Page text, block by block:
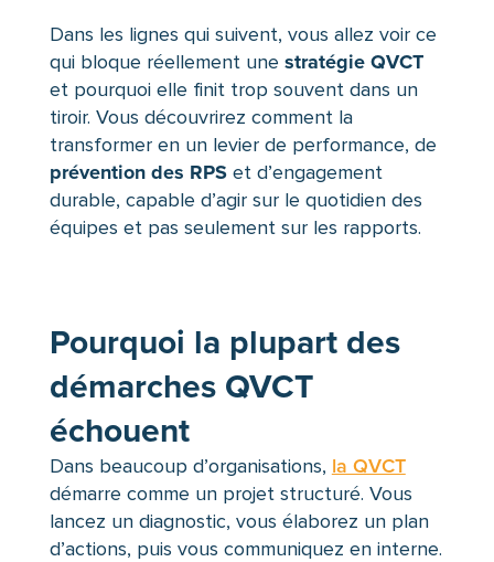
Dans les lignes qui suivent, vous allez voir ce
qui bloque réellement une stratégie QVCT
et pourquoi elle finit trop souvent dans un
tiroir. Vous découvrirez comment la
transformer en un levier de performance, de
prévention des RPSet d’engagement
durable, capable d’agir sur le quotidien des
équipes et pas seulement sur les rapports.
Pourquoi la plupart des
démarches QVCT
échouent
Dans beaucoup d’organisations, la QVCT
démarre comme un projet structuré. Vous
lancez un diagnostic, vous élaborez un plan
d’actions, puis vous communiquez en interne.